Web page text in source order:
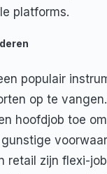
platforms.
populair
op te
hoofdjob toe
retail zijn flexi-